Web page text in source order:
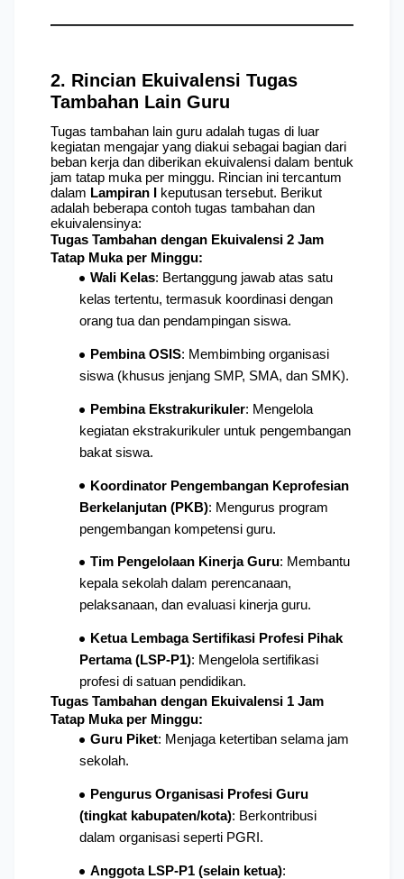
2. Rincian Ekuivalensi Tugas
Tambahan Lain Guru
Tugas tambahan lain guru adalah tugas di luar
kegiatan mengajar yang diakui sebagai bagian dari
beban kerja dan diberikan ekuivalensi dalam bentuk
jam tatap muka per minggu. Rincian ini tercantum
dalam Lampiran I keputusan tersebut. Berikut
adalah beberapa contoh tugas tambahan dan
ekuivalensinya:
Tugas Tambahan dengan Ekuivalensi 2 Jam
Tatap Muka per Minggu:
Wali Kelas: Bertanggung jawab atas satu
kelas tertentu, termasuk koordinasi dengan
orang tua dan pendampingan siswa.
Pembina OSIS: Membimbing organisasi
siswa (khusus jenjang SMP, SMA, dan SMK).
Pembina Ekstrakurikuler: Mengelola
kegiatan ekstrakurikuler untuk pengembangan
bakat siswa.
Koordinator Pengembangan Keprofesian
Berkelanjutan (PKB): Mengurus program
pengembangan kompetensi guru.
Tim Pengelolaan Kinerja Guru: Membantu
kepala sekolah dalam perencanaan,
pelaksanaan, dan evaluasi kinerja guru.
Ketua Lembaga Sertifikasi Profesi Pihak
Pertama (LSP-P1): Mengelola sertifikasi
profesi di satuan pendidikan.
Tugas Tambahan dengan Ekuivalensi 1 Jam
Tatap Muka per Minggu:
Guru Piket: Menjaga ketertiban selama jam
sekolah.
Pengurus Organisasi Profesi Guru
(tingkat kabupaten/kota): Berkontribusi
dalam organisasi seperti PGRI.
Anggota LSP-P1 (selain ketua):